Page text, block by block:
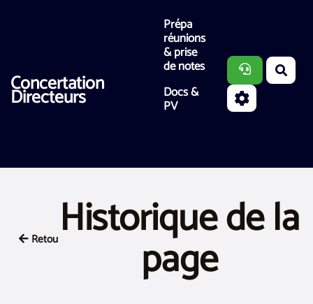
Concertation
Directeurs
Prépa
réunions
& prise
de notes
Docs &
PV
Retour Historique de la
page